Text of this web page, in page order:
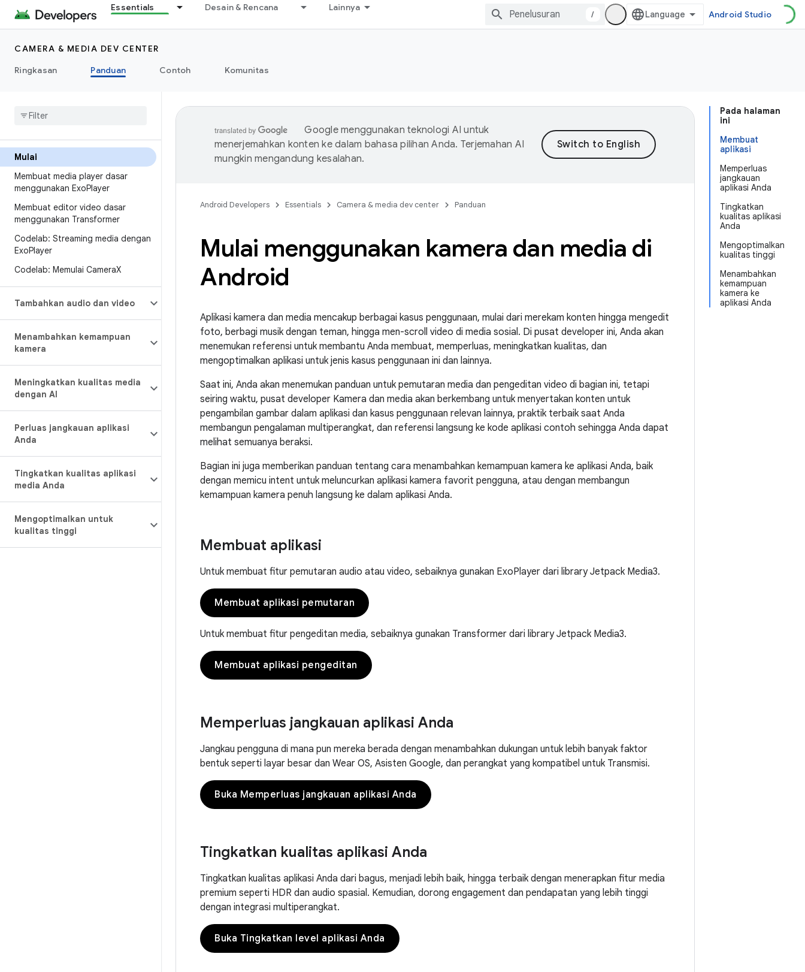
Essentials Desain & Rencana Lainnya
/ Android Studio
CAMERA & MEDIA DEV CENTER
Ringkasan
Panduan Contoh Komunitas
Mulai
Membuat media player dasar
menggunakan ExoPlayer
Membuat editor video dasar
menggunakan Transformer
Codelab: Streaming media dengan
ExoPlayer
Codelab: Memulai CameraX
Tambahkan audio dan video
Menambahkan kemampuan
kamera
Meningkatkan kualitas media
dengan AI
Perluas jangkauan aplikasi
Anda
Tingkatkan kualitas aplikasi
media Anda
Mengoptimalkan untuk
kualitas tinggi
Pada halaman
ini
Membuat
aplikasi
Memperluas
jangkauan
aplikasi Anda
Tingkatkan
kualitas aplikasi
Anda
Mengoptimalkan
kualitas tinggi
Menambahkan
kemampuan
kamera ke
aplikasi Anda
Google menggunakan teknologi AI untuk
menerjemahkan konten ke dalam bahasa pilihan Anda. Terjemahan AI
mungkin mengandung kesalahan.
Android Developers Essentials Camera & media dev center Panduan
Mulai menggunakan kamera dan media di
Android
Aplikasi kamera dan media mencakup berbagai kasus penggunaan, mulai dari merekam konten hingga mengedit
foto, berbagi musik dengan teman, hingga men-scroll video di media sosial. Di pusat developer ini, Anda akan
menemukan referensi untuk membantu Anda membuat, memperluas, meningkatkan kualitas, dan
mengoptimalkan aplikasi untuk jenis kasus penggunaan ini dan lainnya.
Saat ini, Anda akan menemukan panduan untuk pemutaran media dan pengeditan video di bagian ini, tetapi
seiring waktu, pusat developer Kamera dan media akan berkembang untuk menyertakan konten untuk
pengambilan gambar dalam aplikasi dan kasus penggunaan relevan lainnya, praktik terbaik saat Anda
membangun pengalaman multiperangkat, dan referensi langsung ke kode aplikasi contoh sehingga Anda dapat
melihat semuanya beraksi.
Bagian ini juga memberikan panduan tentang cara menambahkan kemampuan kamera ke aplikasi Anda, baik
dengan memicu intent untuk meluncurkan aplikasi kamera favorit pengguna, atau dengan membangun
kemampuan kamera penuh langsung ke dalam aplikasi Anda.
Membuat aplikasi
Untuk membuat fitur pemutaran audio atau video, sebaiknya gunakan ExoPlayer dari library Jetpack Media3.
Membuat aplikasi pemutaran
Untuk membuat fitur pengeditan media, sebaiknya gunakan Transformer dari library Jetpack Media3.
Membuat aplikasi pengeditan
Memperluas jangkauan aplikasi Anda
Jangkau pengguna di mana pun mereka berada dengan menambahkan dukungan untuk lebih banyak faktor
bentuk seperti layar besar dan Wear OS, Asisten Google, dan perangkat yang kompatibel untuk Transmisi.
Buka Memperluas jangkauan aplikasi Anda
Tingkatkan kualitas aplikasi Anda
Tingkatkan kualitas aplikasi Anda dari bagus, menjadi lebih baik, hingga terbaik dengan menerapkan fitur media
premium seperti HDR dan audio spasial. Kemudian, dorong engagement dan pendapatan yang lebih tinggi
dengan integrasi multiperangkat.
Buka Tingkatkan level aplikasi Anda